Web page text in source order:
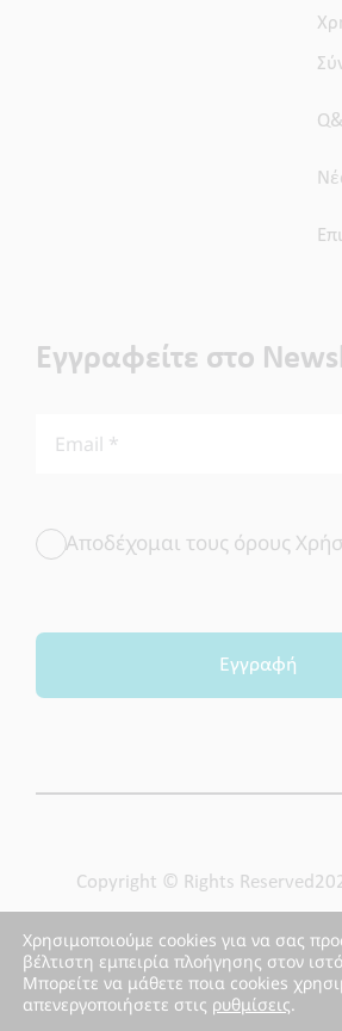
Εγγραφείτε στο
Αποδέχομαι τους όρους
Εγγραφή
Copyright © Rights
FLIPNEWMEDIA
Χρησιμοποιούμε cookies για να σας
βέλτιστη εμπειρία πλοήγησης στον
Μπορείτε να μάθετε ποια cookies
απενεργοποιήσετε στις ρυθμίσεις.